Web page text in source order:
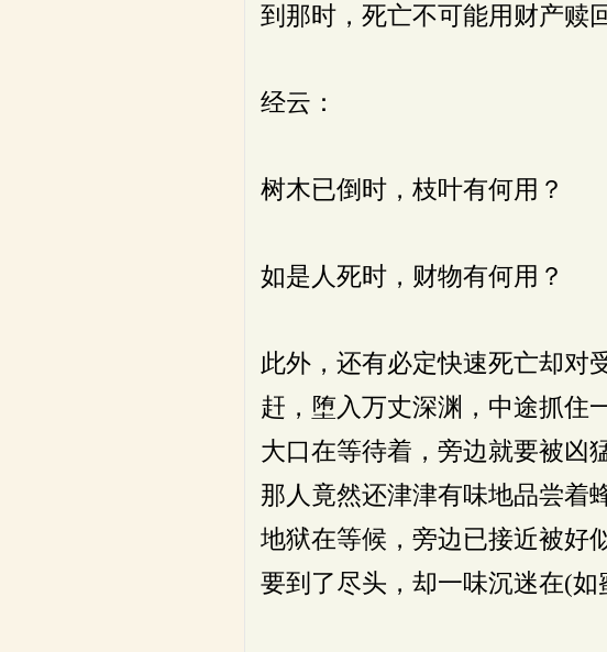
到那时，死亡不可能用财产赎
经云：
树木已倒时，枝叶有何用？
如是人死时，财物有何用？
此外，还有必定快速死亡却对
赶，堕入万丈深渊，中途抓住
大口在等待着，旁边就要被凶
那人竟然还津津有味地品尝着
地狱在等候，旁边已接近被好
要到了尽头，却一味沉迷在(如